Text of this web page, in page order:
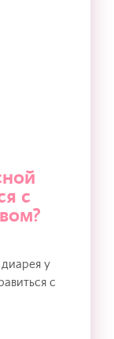
с
диарея у
с